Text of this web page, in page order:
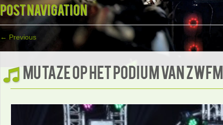
Post navigation
← Previous
MUTAZE op het podium van ZWFM